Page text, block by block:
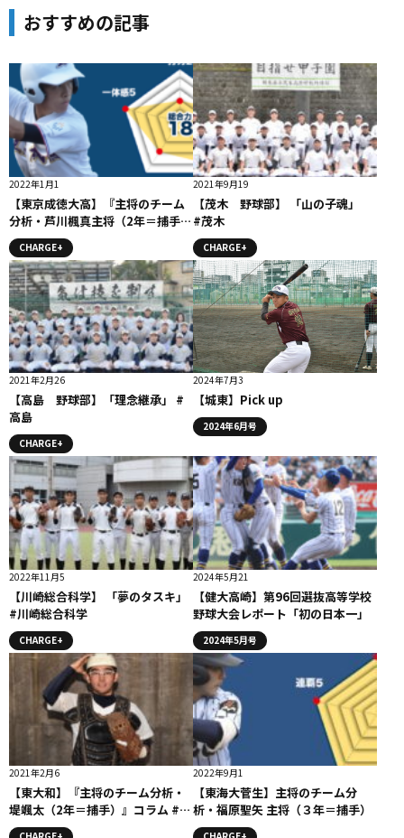
おすすめの記事
2022年1月1
【東京成徳大高】『主将のチーム
分析・芦川楓真主将（2年＝捕手）
』コラム #東京成徳大高
CHARGE+
2021年9月19
【茂木 野球部】 「山の子魂」
#茂木
CHARGE+
2021年2月26
【高島 野球部】「理念継承」 #
高島
CHARGE+
2024年7月3
【城東】Pick up
2024年6月号
2022年11月5
【川崎総合科学】 「夢のタスキ」
#川崎総合科学
CHARGE+
2024年5月21
【健大高崎】第96回選抜高等学校
野球大会レポート「初の日本一」
2024年5月号
2021年2月6
【東大和】『主将のチーム分析・
堤颯太（2年＝捕手）』コラム #東
大和
2022年9月1
【東海大菅生】主将のチーム分
析・福原聖矢 主将（３年＝捕手）